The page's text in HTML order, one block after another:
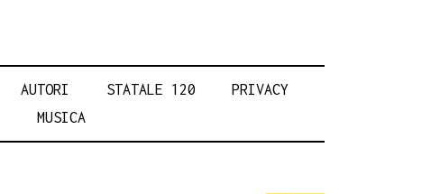
AUTORI STATALE 120
PRIVACY
MUSICA